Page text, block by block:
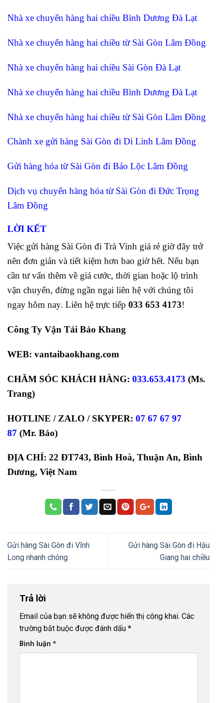
Nhà xe chuyển hàng hai chiều Bình Dương Đà Lạt
Nhà xe chuyển hàng hai chiều từ Sài Gòn Lâm Đồng
Nhà xe chuyển hàng hai chiều Sài Gòn Đà Lạt
Nhà xe chuyển hàng hai chiều Bình Dương Đà Lạt
Nhà xe chuyển hàng hai chiều từ Sài Gòn Lâm Đồng
Chành xe gửi hàng Sài Gòn đi Di Linh Lâm Đồng
Gửi hàng hóa từ Sài Gòn đi Bảo Lộc Lâm Đồng
Dịch vụ chuyển hàng hóa từ Sài Gòn đi Đức Trọng
Lâm Đồng
LỜI KẾT
Việc gửi hàng Sài Gòn đi Trà Vinh giá rẻ giờ đây trở
nên đơn giản và tiết kiệm hơn bao giờ hết. Nếu bạn
cần tư vấn thêm về giá cước, thời gian hoặc lộ trình
vận chuyển, đừng ngần ngại liên hệ với chúng tôi
ngay hôm nay. Liên hệ trực tiếp 033 653 4173!
Công Ty Vận Tải Bảo Khang
WEB: vantaibaokhang.com
CHĂM SÓC KHÁCH HÀNG: 033.653.4173 (Ms.
Trang)
HOTLINE / ZALO / SKYPER: 07 67 67 97
87 (Mr. Bảo)
ĐỊA CHỈ: 22 ĐT743, Bình Hoà, Thuận An, Bình
Dương, Việt Nam
Gửi hàng Sài Gòn đi Vĩnh
Long nhanh chóng
Gửi hàng Sài Gòn đi Hậu
Giang hai chiều
Trả lời
Email của bạn sẽ không được hiển thị công khai. Các
trường bắt buộc được đánh dấu *
Bình luận *